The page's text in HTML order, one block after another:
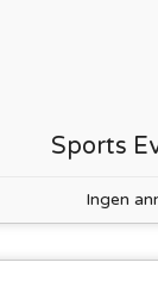
Sports
Ingen